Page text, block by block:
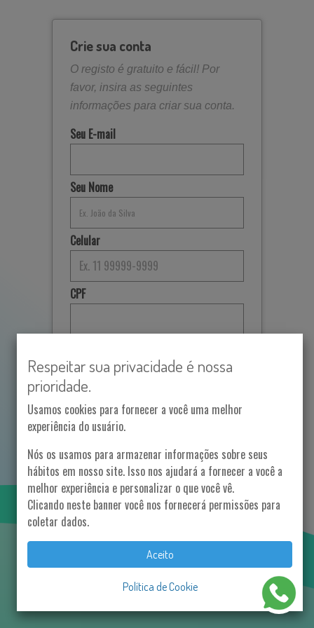
Crie sua conta
O registo é gratuito e fácil! Por
favor, insira as seguintes
informações para criar sua conta.
Seu E-mail
Seu Nome
Celular
CPF
Confirmar Senha
Estou de acordo comTermos &
Condições
Já possui uma conta?
Respeitar sua privacidade é nossa
prioridade.
Usamos cookies para fornecer a você uma melhor
experiência do usuário.
Nós os usamos para armazenar informações sobre seus
hábitos em nosso site. Isso nos ajudará a fornecer a você a
melhor experiência e personalizar o que você vê.
Clicando neste banner você nos fornecerá permissões para
coletar dados.
Aceito
Política de Cookie